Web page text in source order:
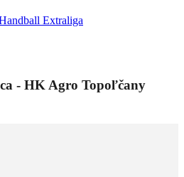
Extraliga
- HK Agro Topoľčany